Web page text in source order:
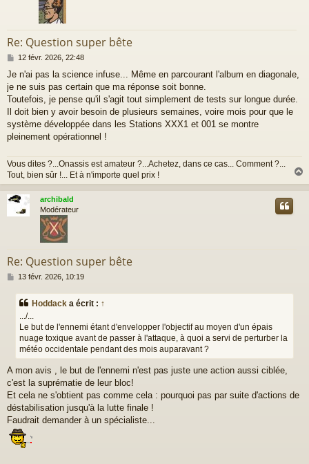
Re: Question super bête
M
s
s
a
g
12 févr. 2026, 22:48
Je n'ai pas la science infuse... Même en parcourant l'album en diagonale,
je ne suis pas certain que ma réponse soit bonne.
Toutefois, je pense qu'il s'agit tout simplement de tests sur longue durée.
Il doit bien y avoir besoin de plusieurs semaines, voire mois pour que le
système développée dans les Stations XXX1 et 001 se montre
pleinement opérationnel !
Vous dites ?...Onassis est amateur ?...Achetez, dans ce cas... Comment ?...
Tout, bien sûr !... Et à n'importe quel prix !
a
archibald
Modérateur
Re: Question super bête
M
s
13 févr. 2026, 10:19
Hoddack a écrit : ↑
.../...
Le but de l'ennemi étant d'envelopper l'objectif au moyen d'un épais
nuage toxique avant de passer à l'attaque, à quoi a servi de perturber la
météo occidentale pendant des mois auparavant ?
A mon avis , le but de l'ennemi n'est pas juste une action aussi ciblée,
c'est la suprématie de leur bloc!
Et cela ne s'obtient pas comme cela : pourquoi pas par suite d'actions de
déstabilisation jusqu'à la lutte finale !
Faudrait demander à un spécialiste...